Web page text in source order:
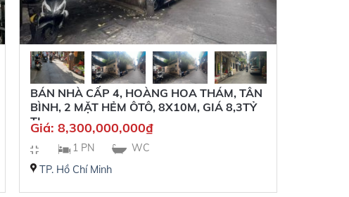
BÁN NHÀ CẤP 4, HOÀNG HOA THÁM, TÂN
BÌNH, 2 MẶT HẺM ÔTÔ, 8X10M, GIÁ 8,3TỶ
TL
Giá: 8,300,000,000₫
1 PN
WC
TP. Hồ Chí Minh